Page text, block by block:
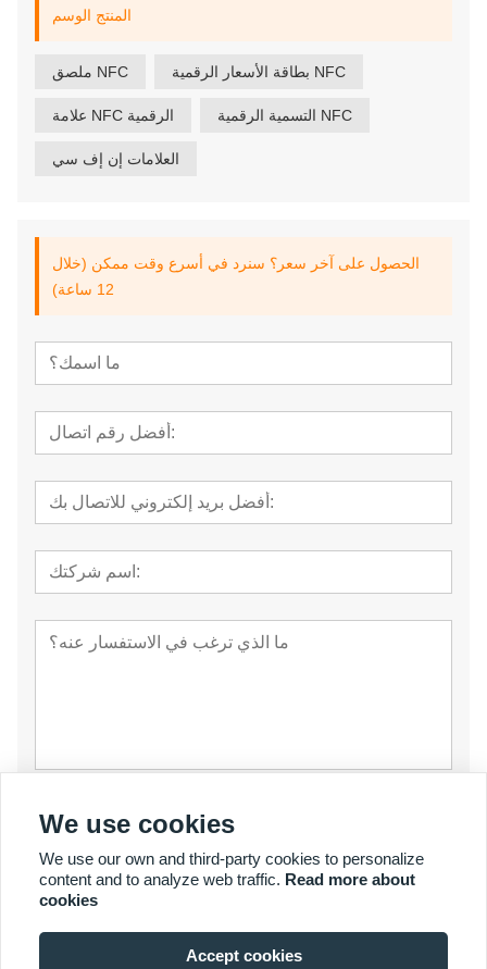
المنتج الوسم
ملصق NFC بطاقة الأسعار الرقمية NFC
علامة NFC الرقمية التسمية الرقمية NFC
العلامات إن إف سي
الحصول على آخر سعر؟ سنرد في أسرع وقت ممكن (خلال
12 ساعة)
تقدم
We use cookies
We use our own and third-party cookies to personalize
content and to analyze web traffic. Read more about
cookies
Accept cookies